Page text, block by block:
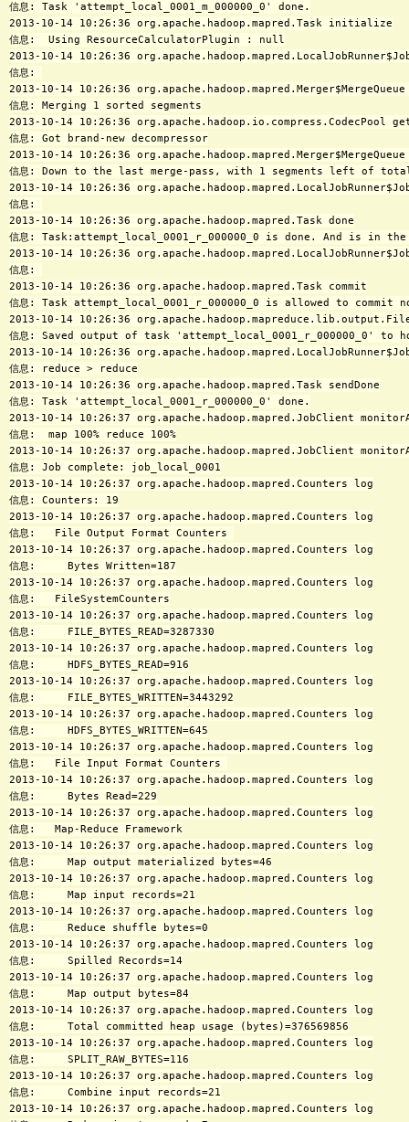
信息: Task 'attempt_local_0001_m_000000_0' done.
2013-10-14 10:26:36 org.apache.hadoop.mapred.Task initialize
信息:  Using ResourceCalculatorPlugin : null
2013-10-14 10:26:36
信息:
2013-10-14 10:26:36 org.apache.hadoop.mapred.Merger$MergeQueue
信息: Merging 1 sorted segments
2013-10-14 10:26:36 org.apache.hadoop.io.compress.CodecPool
信息: Got brand-new decompressor
2013-10-14 10:26:36 org.apache.hadoop.mapred.Merger$MergeQueue
信息: Down to the last merge-pass, with 1 segments left of
2013-10-14 10:26:36
信息:
2013-10-14 10:26:36 org.apache.hadoop.mapred.Task done
信息: Task:attempt_local_0001_r_000000_0 is done. And is in
2013-10-14 10:26:36
信息:
2013-10-14 10:26:36 org.apache.hadoop.mapred.Task commit
信息: Task attempt_local_0001_r_000000_0 is allowed to commit
2013-10-14 10:26:36
信息: Saved output of task 'attempt_local_0001_r_000000_0' to
2013-10-14 10:26:36
信息: reduce > reduce
2013-10-14 10:26:36 org.apache.hadoop.mapred.Task sendDone
信息: Task 'attempt_local_0001_r_000000_0' done.
2013-10-14 10:26:37 org.apache.hadoop.mapred.JobClient
信息:  map 100% reduce 100%
2013-10-14 10:26:37 org.apache.hadoop.mapred.JobClient
信息: Job complete: job_local_0001
2013-10-14 10:26:37 org.apache.hadoop.mapred.Counters log
信息: Counters: 19
2013-10-14 10:26:37 org.apache.hadoop.mapred.Counters log
信息:   File Output Format Counters
2013-10-14 10:26:37 org.apache.hadoop.mapred.Counters log
信息:     Bytes Written=187
2013-10-14 10:26:37 org.apache.hadoop.mapred.Counters log
信息:   FileSystemCounters
2013-10-14 10:26:37 org.apache.hadoop.mapred.Counters log
信息:     FILE_BYTES_READ=3287330
2013-10-14 10:26:37 org.apache.hadoop.mapred.Counters log
信息:     HDFS_BYTES_READ=916
2013-10-14 10:26:37 org.apache.hadoop.mapred.Counters log
信息:     FILE_BYTES_WRITTEN=3443292
2013-10-14 10:26:37 org.apache.hadoop.mapred.Counters log
信息:     HDFS_BYTES_WRITTEN=645
2013-10-14 10:26:37 org.apache.hadoop.mapred.Counters log
信息:   File Input Format Counters
2013-10-14 10:26:37 org.apache.hadoop.mapred.Counters log
信息:     Bytes Read=229
2013-10-14 10:26:37 org.apache.hadoop.mapred.Counters log
信息:   Map-Reduce Framework
2013-10-14 10:26:37 org.apache.hadoop.mapred.Counters log
信息:     Map output materialized bytes=46
2013-10-14 10:26:37 org.apache.hadoop.mapred.Counters log
信息:     Map input records=21
2013-10-14 10:26:37 org.apache.hadoop.mapred.Counters log
信息:     Reduce shuffle bytes=0
2013-10-14 10:26:37 org.apache.hadoop.mapred.Counters log
信息:     Spilled Records=14
2013-10-14 10:26:37 org.apache.hadoop.mapred.Counters log
信息:     Map output bytes=84
2013-10-14 10:26:37 org.apache.hadoop.mapred.Counters log
信息:     Total committed heap usage (bytes)=376569856
2013-10-14 10:26:37 org.apache.hadoop.mapred.Counters log
信息:     SPLIT_RAW_BYTES=116
2013-10-14 10:26:37 org.apache.hadoop.mapred.Counters log
信息:     Combine input records=21
2013-10-14 10:26:37 org.apache.hadoop.mapred.Counters log